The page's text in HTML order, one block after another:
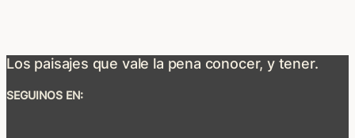
Los paisajes que vale la pena conocer, y tener.
SEGUINOS EN: